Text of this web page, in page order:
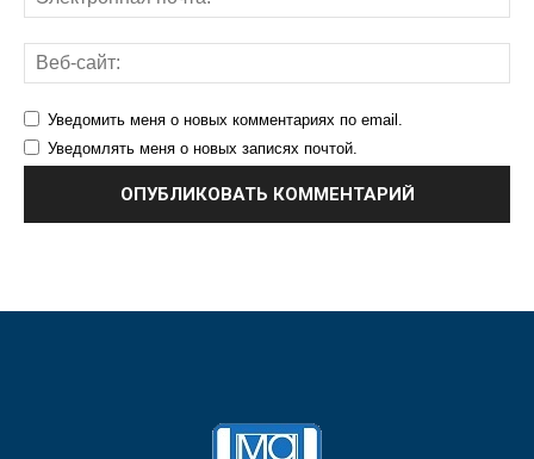
Уведомить меня о новых комментариях по email.
Уведомлять меня о новых записях почтой.